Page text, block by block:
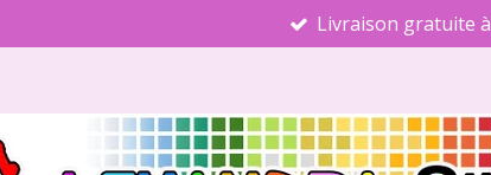
Livraison gratuite